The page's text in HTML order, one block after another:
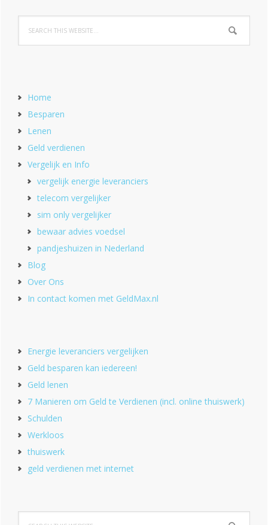
Home
Besparen
Lenen
Geld verdienen
Vergelijk en Info
vergelijk energie leveranciers
telecom vergelijker
sim only vergelijker
bewaar advies voedsel
pandjeshuizen in Nederland
Blog
Over Ons
In contact komen met GeldMax.nl
Energie leveranciers vergelijken
Geld besparen kan iedereen!
Geld lenen
7 Manieren om Geld te Verdienen (incl. online thuiswerk)
Schulden
Werkloos
thuiswerk
geld verdienen met internet